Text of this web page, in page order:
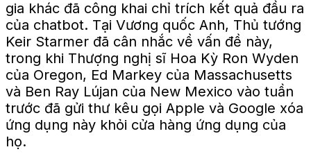
gia khác đã công khai chỉ trích kết quả đầu ra
của chatbot. Tại Vương quốc Anh, Thủ tướng
Keir Starmer đã cân nhắc về vấn đề này,
trong khi Thượng nghị sĩ Hoa Kỳ Ron Wyden
của Oregon, Ed Markey của Massachusetts
và Ben Ray Lújan của New Mexico vào tuần
trước đã gửi thư kêu gọi Apple và Google xóa
ứng dụng này khỏi cửa hàng ứng dụng của
họ.